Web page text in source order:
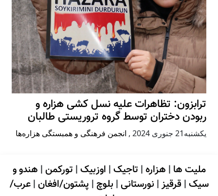
ترابزون: تظاهرات علیه نسل کشی هزاره و
ربودن دختران توسط گروه تروریستی طالبان
يكشنبه21 جنوری 2024 , انجمن فرهنگی و همبستگی هزاره‌ها
ملیت ها | هزاره| تاجیک| اوزبیک| تورکمن| هندو و
سیک| قرقیز| نورستانی| بلوچ | پشتون/افغان|عرب/